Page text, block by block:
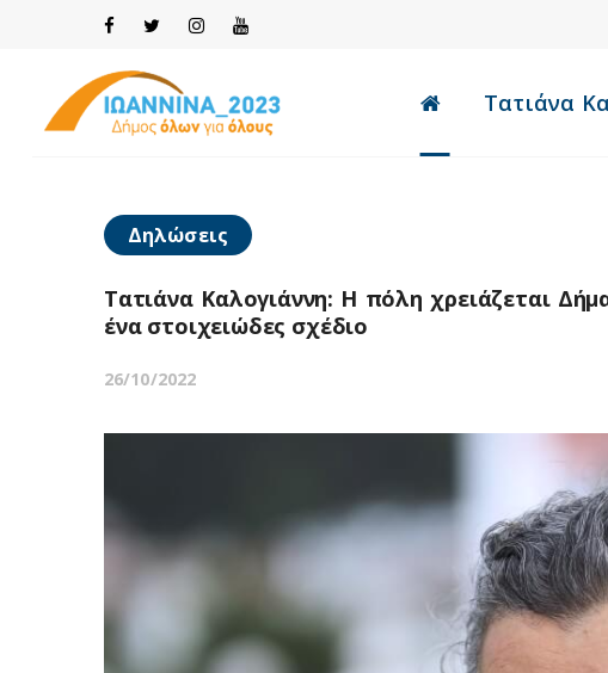
Τατιάνα
Δηλώσεις
Τατιάνα Καλογιάννη: Η πόλη χρειάζεται
ένα στοιχειώδες σχέδιο
26/10/2022